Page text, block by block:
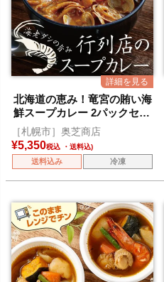
北海道の恵み！竜宮の賄い海
鮮スープカレー 2パックセッ
ト
［札幌市］奥芝商店
¥5,350税込
送料込み 冷凍